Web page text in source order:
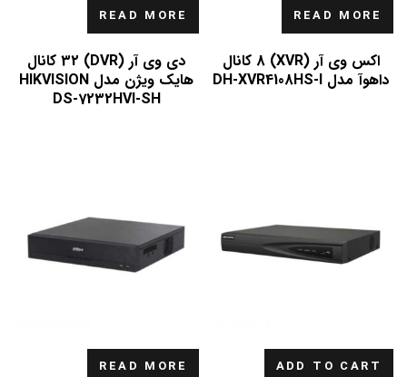
READ MORE
اکس وی آر (XVR) 8 کانال
داهوآ مدل DH-XVR4108HS-I
READ MORE
دی وی آر (DVR) 32 کانال
هایک ویژن مدل HIKVISION
DS-7232HVI-SH
ADD TO CART
READ MORE